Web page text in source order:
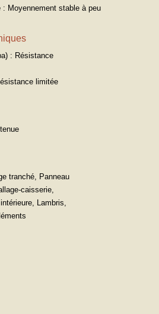
Moyennement stable à peu
: Résistance
limitée
tranché, Panneau
caisserie,
Lambris,